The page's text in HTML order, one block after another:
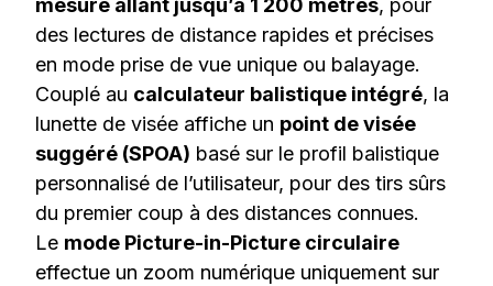
mesure allant jusqu’à 1 200 mètres, pour
des lectures de distance rapides et précises
en mode prise de vue unique ou balayage.
Couplé au calculateur balistique intégré, la
lunette de visée affiche un point de visée
suggéré (SPOA) basé sur le profil balistique
personnalisé de l’utilisateur, pour des tirs sûrs
du premier coup à des distances connues.
Le mode Picture-in-Picture circulaire
effectue un zoom numérique uniquement sur